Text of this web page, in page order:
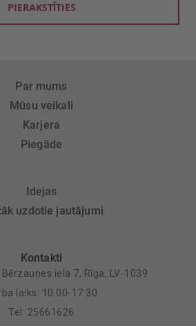
PIERAKSTĪTIES
Par mums
Mūsu veikali
Karjera
Piegāde
Idejas
uzdotie jautājumi
Kontakti
iela 7, Rīga, LV-1039
laiks: 10.00-17.30
Tel: 25661626